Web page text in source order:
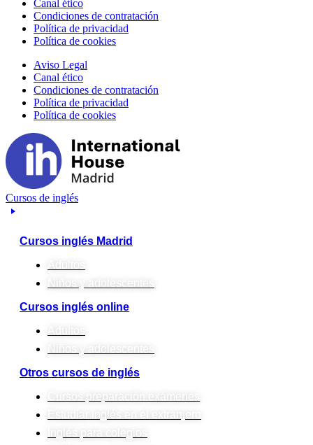
Canal ético
Condiciones de contratación
Política de privacidad
Política de cookies
Aviso Legal
Canal ético
Condiciones de contratación
Política de privacidad
Política de cookies
Cursos de inglés
Cursos inglés Madrid
Adultos
Niños y adolescentes
Cursos inglés online
Adultos
Niños y adolescentes
Otros cursos de inglés
Cursos preparación exámenes
Estudiar inglés en el extranjero
Inglés para colegios